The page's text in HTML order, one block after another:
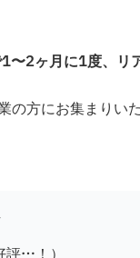
〜2ヶ月に1度、リ
方にお集まりい